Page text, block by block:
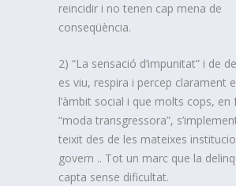
reincidir i no tenen cap mena de
conseqüència.
2) “La sensació d’impunitat” i de
es viu, respira i percep clarament
l’àmbit social i que molts cops, en
“moda transgressora”,
teixit des de les mateixes
govern .. Tot un marc que la
capta sense dificultat.